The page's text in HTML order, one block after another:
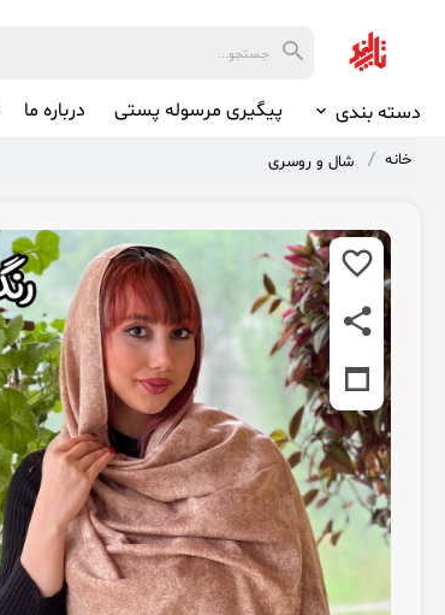
دسته بندی پیگیری مرسوله پستی درباره ما
خانه شال و روسری